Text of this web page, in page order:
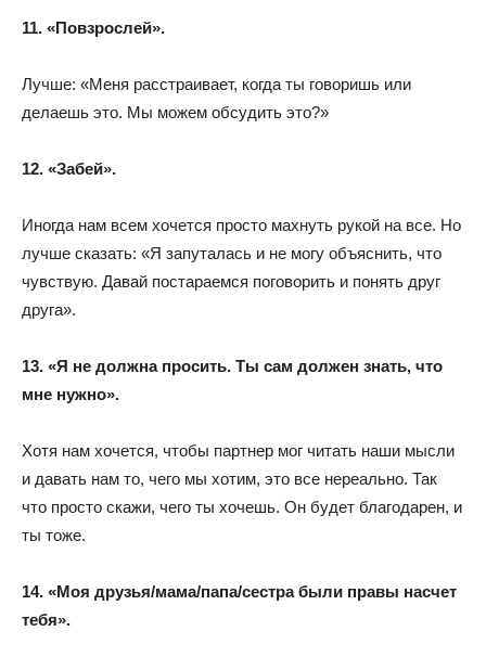
11. «Повзрослей».
Лучше: «Меня расстраивает, когда ты говоришь или
делаешь это. Мы можем обсудить это?»
12. «Забей».
Иногда нам всем хочется просто махнуть рукой на все. Но
лучше сказать: «Я запуталась и не могу объяснить, что
чувствую. Давай постараемся поговорить и понять друг
друга».
13. «Я не должна просить. Ты сам должен знать, что
мне нужно».
Хотя нам хочется, чтобы партнер мог читать наши мысли
и давать нам то, чего мы хотим, это все нереально. Так
что просто скажи, чего ты хочешь. Он будет благодарен, и
ты тоже.
14. «Моя друзья/мама/папа/сестра были правы насчет
тебя».